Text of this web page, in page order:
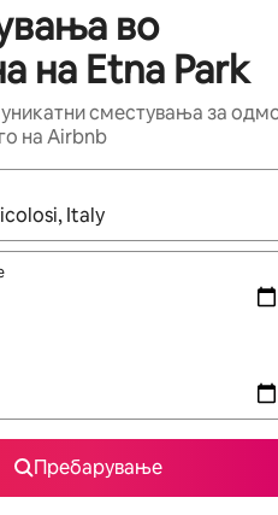
во
на Etna Park
уникатни сместувања за
на Airbnb
се достапни, движете се со
Пребарување